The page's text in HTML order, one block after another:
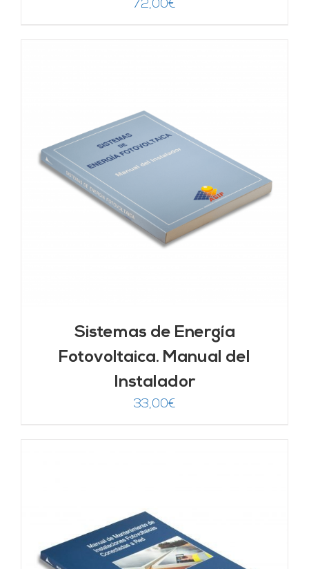
72,00€
Sistemas de Energía
Fotovoltaica. Manual del
Instalador
33,00€